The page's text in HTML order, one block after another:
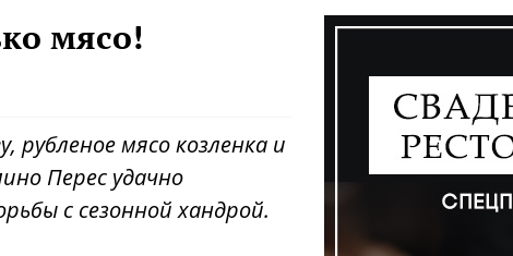
мясо!
рубленое мясо козленка и
Перес удачно
с сезонной хандрой.